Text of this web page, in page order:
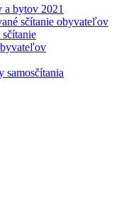
a bytov 2021
sčítanie obyvateľov
samosčítania